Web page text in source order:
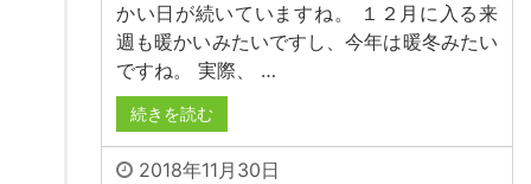
かい日が続いていますね。 １２月に入る来
週も暖かいみたいですし、今年は暖冬みたい
ですね。 実際、 …
続きを読む
2018年11月30日